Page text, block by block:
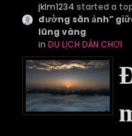
jklm1234 started a
đường săn ảnh”
lũng vàng
inDU LỊCH DÂN CHƠI